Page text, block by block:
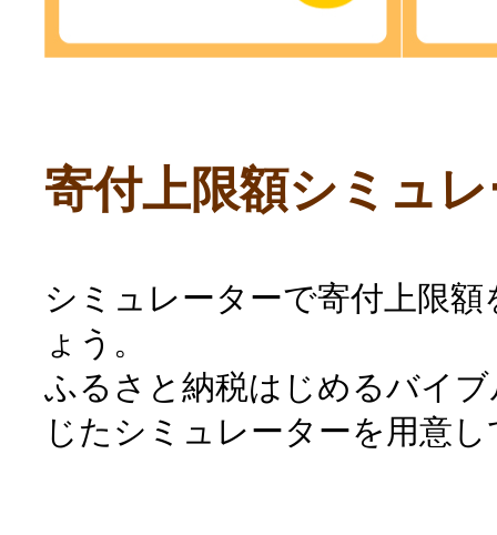
寄付上限額シミュ
シミュレーターで寄付上限
ょう。
ふるさと納税はじめるバイ
じたシミュレーターを用意